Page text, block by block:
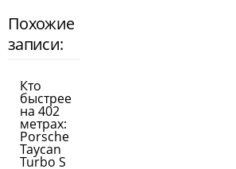
Похожие
записи:
Кто
быстрее
на 402
метрах:
Porsche
Taycan
Turbo S